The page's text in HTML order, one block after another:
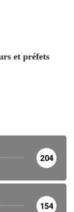
et préfets
204
154